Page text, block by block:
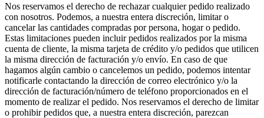
Nos reservamos el derecho de rechazar cualquier pedido realizado
con nosotros. Podemos, a nuestra entera discreción, limitar o
cancelar las cantidades compradas por persona, hogar o pedido.
Estas limitaciones pueden incluir pedidos realizados por la misma
cuenta de cliente, la misma tarjeta de crédito y/o pedidos que utilicen
la misma dirección de facturación y/o envío. En caso de que
hagamos algún cambio o cancelemos un pedido, podemos intentar
notificarle contactando la dirección de correo electrónico y/o la
dirección de facturación/número de teléfono proporcionados en el
momento de realizar el pedido. Nos reservamos el derecho de limitar
o prohibir pedidos que, a nuestra entera discreción, parezcan